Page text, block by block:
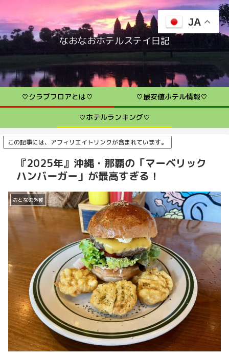
なおなおホテルステイ日記
♡クラブフロアとは♡ ♡最安値ホテル情報♡
♡ホテルランキング♡
この記事には、アフィリエイトリンクが含まれています。
『2025年』沖縄・那覇の「マーベリック
ハンバーガー」が最高すぎる！
おとなの外食
JA